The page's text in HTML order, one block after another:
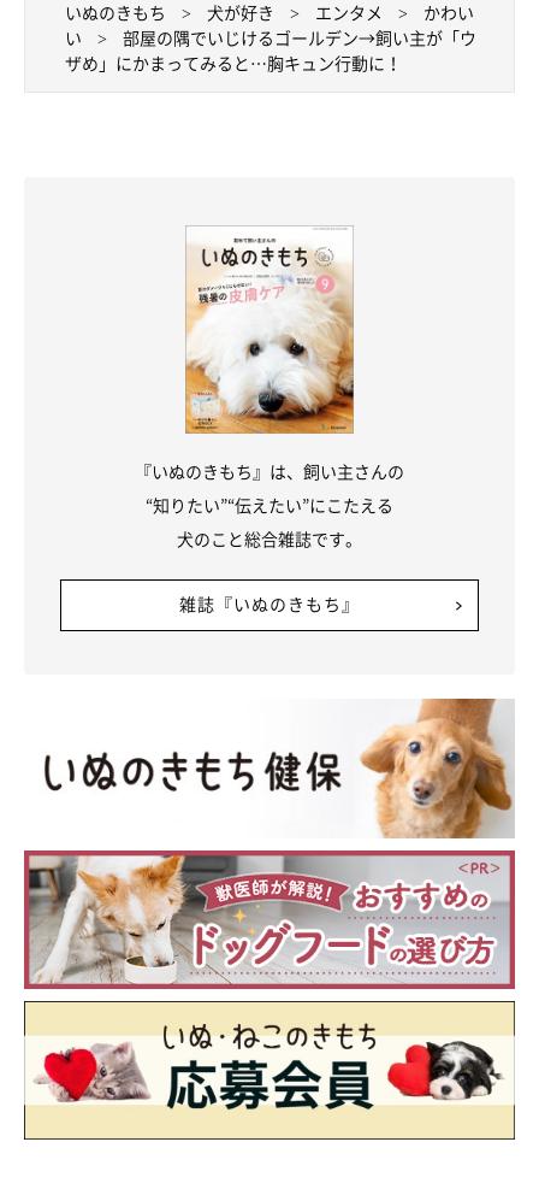
もらえないのですねたような態度 をとります。
食事が終わってモッシュを見たら、隅に隠れていて『頭隠して尻
いぬのきもち 犬が好き エンタメ
かわい
い
部屋の隅でいじけるゴールデン→飼い主が「ウ
ザめ」にかまってみると…胸キュン行動に！
『いぬのきもち』は、飼い主さんの
“知りたい”“伝えたい”にこたえる
犬のこと総合雑誌です。
雑誌『いぬのきもち』